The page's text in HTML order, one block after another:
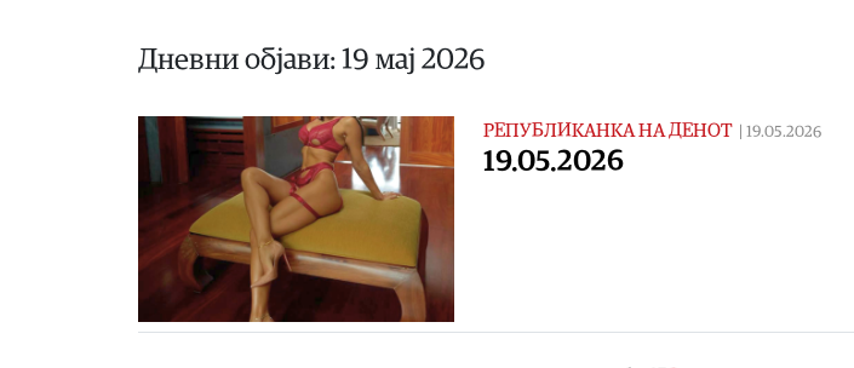
Дневни објави: 19 мај 2026
РЕПУБЛИКАНКА НА ДЕНОТ | 19.05.2026
19.05.2026